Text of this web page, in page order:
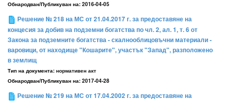
Обнародван/Публикуван на: 2016-04-05
Решение № 218 на МС от 21.04.2017 г. за предоставяне на
концесия за добив на подземни богатства по чл. 2, ал. 1, т. 6 от
Закона за подземните богатства - скалнооблицовъчни материали -
варовици, от находище "Кошарите", участък "Запад", разположено
в землищ
Тип на документа: нормативен акт
Обнародван/Публикуван на: 2017-04-28
Решение № 219 на МС от 17.04.2002 г. за предоставяне на